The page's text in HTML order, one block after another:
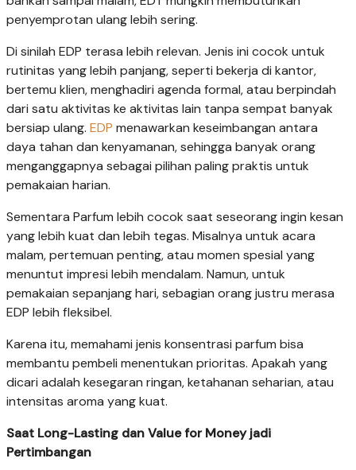
penyemprotan ulang lebih sering.
Di sinilah EDP terasa lebih relevan. Jenis ini cocok untuk
rutinitas yang lebih panjang, seperti bekerja di kantor,
bertemu klien, menghadiri agenda formal, atau berpindah
dari satu aktivitas ke aktivitas lain tanpa sempat banyak
bersiap ulang. EDP menawarkan keseimbangan antara
daya tahan dan kenyamanan, sehingga banyak orang
menganggapnya sebagai pilihan paling praktis untuk
pemakaian harian.
Sementara Parfum lebih cocok saat seseorang ingin kesan
yang lebih kuat dan lebih tegas. Misalnya untuk acara
malam, pertemuan penting, atau momen spesial yang
menuntut impresi lebih mendalam. Namun, untuk
pemakaian sepanjang hari, sebagian orang justru merasa
EDP lebih fleksibel.
Karena itu, memahami jenis konsentrasi parfum bisa
membantu pembeli menentukan prioritas. Apakah yang
dicari adalah kesegaran ringan, ketahanan seharian, atau
intensitas aroma yang kuat.
Saat Long-Lasting dan Value for Money jadi
Pertimbangan